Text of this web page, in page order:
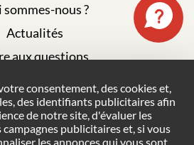
sommes-nous ?
Actualités
aux questions
Plan du site
de confidentialité
consentement, des cookies et,
des identifiants publicitaires afin
de notre site, d'évaluer les
publicitaires et, si vous
les annonces qui vous sont